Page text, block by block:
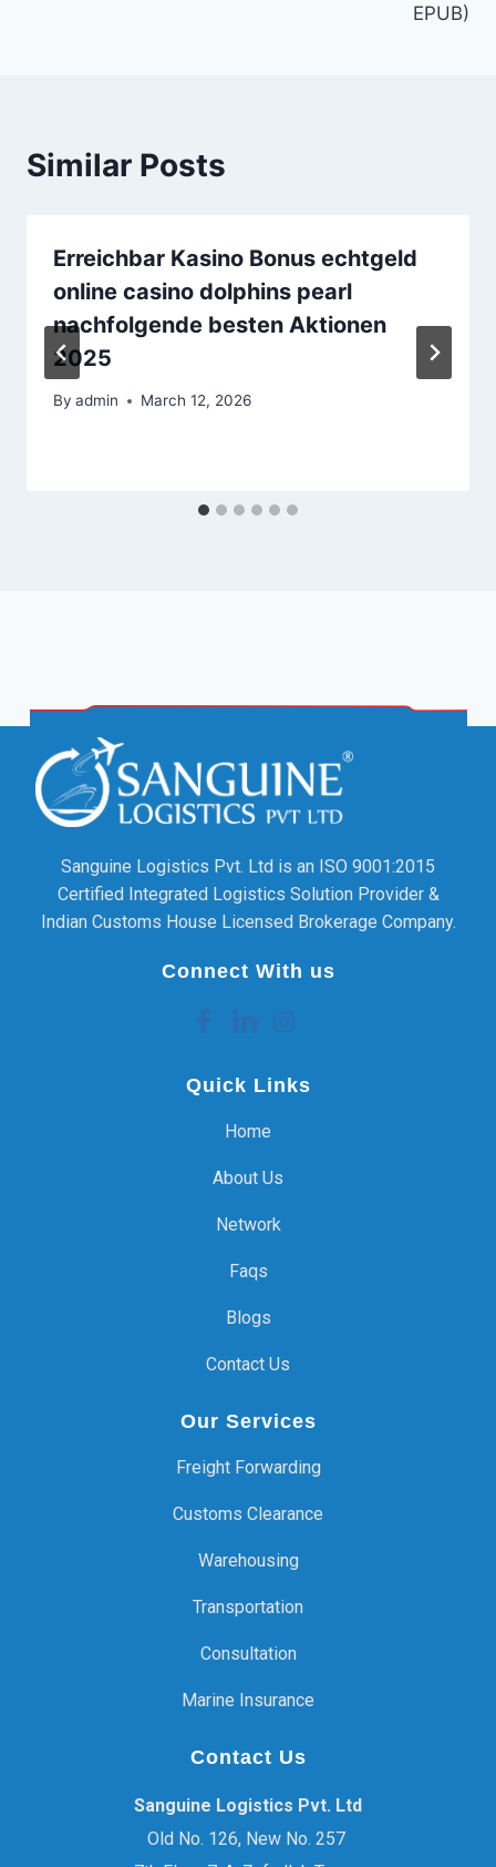
EPUB)
Similar Posts
Erreichbar Kasino Bonus echtgeld
online casino dolphins pearl
nachfolgende besten Aktionen
2025
By admin March 12, 2026
Sanguine Logistics Pvt. Ltd is an ISO 9001:2015
Certified Integrated Logistics Solution Provider &
Indian Customs House Licensed Brokerage Company.
Connect With us
Quick Links
Home
About Us
Network
Faqs
Blogs
Contact Us
Our Services
Freight Forwarding
Customs Clearance
Warehousing
Transportation
Consultation
Marine Insurance
Contact Us
Sanguine Logistics Pvt. Ltd
Old No. 126, New No. 257